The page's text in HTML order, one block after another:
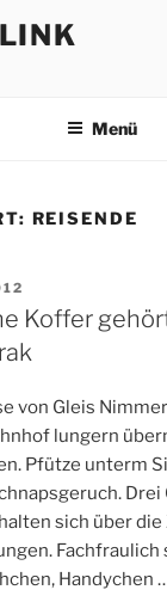
Menü
REISENDE
Koffer
von Gleis
lungern
Pfütze unterm
Drei
sich über
Fachfraulich
Handychen